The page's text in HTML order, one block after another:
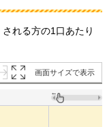
れる方の1口あたり
画面サイズで表示